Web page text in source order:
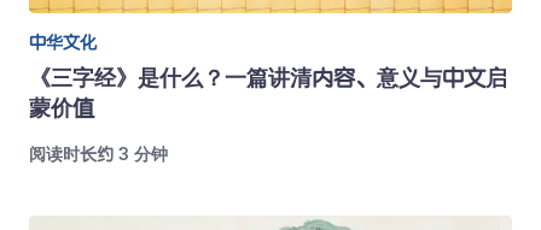
中华文化
《三字经》是什么？一篇讲清内容、意义与中文启
蒙价值
阅读时长约 3 分钟